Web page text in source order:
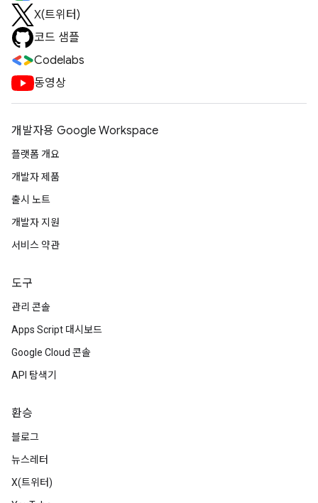
X(트위터)
코드 샘플
Codelabs
동영상
개발자용 Google Workspace
플랫폼 개요
개발자 제품
출시 노트
개발자 지원
서비스 약관
도구
관리 콘솔
Apps Script 대시보드
Google Cloud 콘솔
API 탐색기
환승
블로그
뉴스레터
X(트위터)